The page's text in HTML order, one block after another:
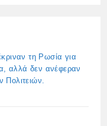
τη Ρωσία για
αλλά δεν ανέφεραν